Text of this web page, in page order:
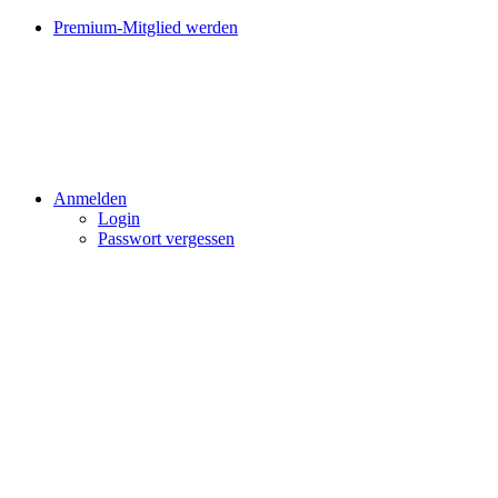
Premium-Mitglied werden
Anmelden
Login
Passwort vergessen